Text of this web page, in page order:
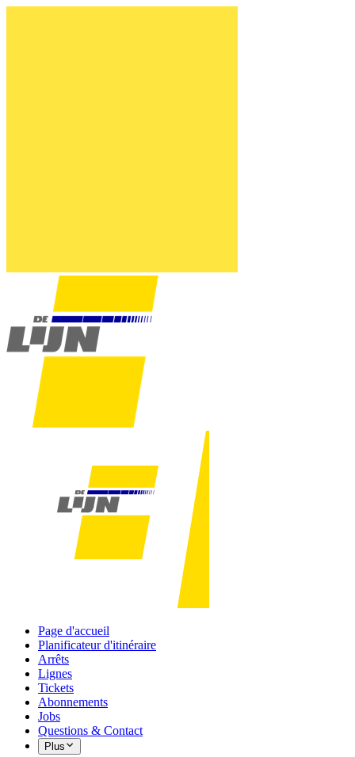
Page d'accueil
Planificateur d'itinéraire
Arrêts
Lignes
Tickets
Abonnements
Jobs
Questions & Contact
Plus